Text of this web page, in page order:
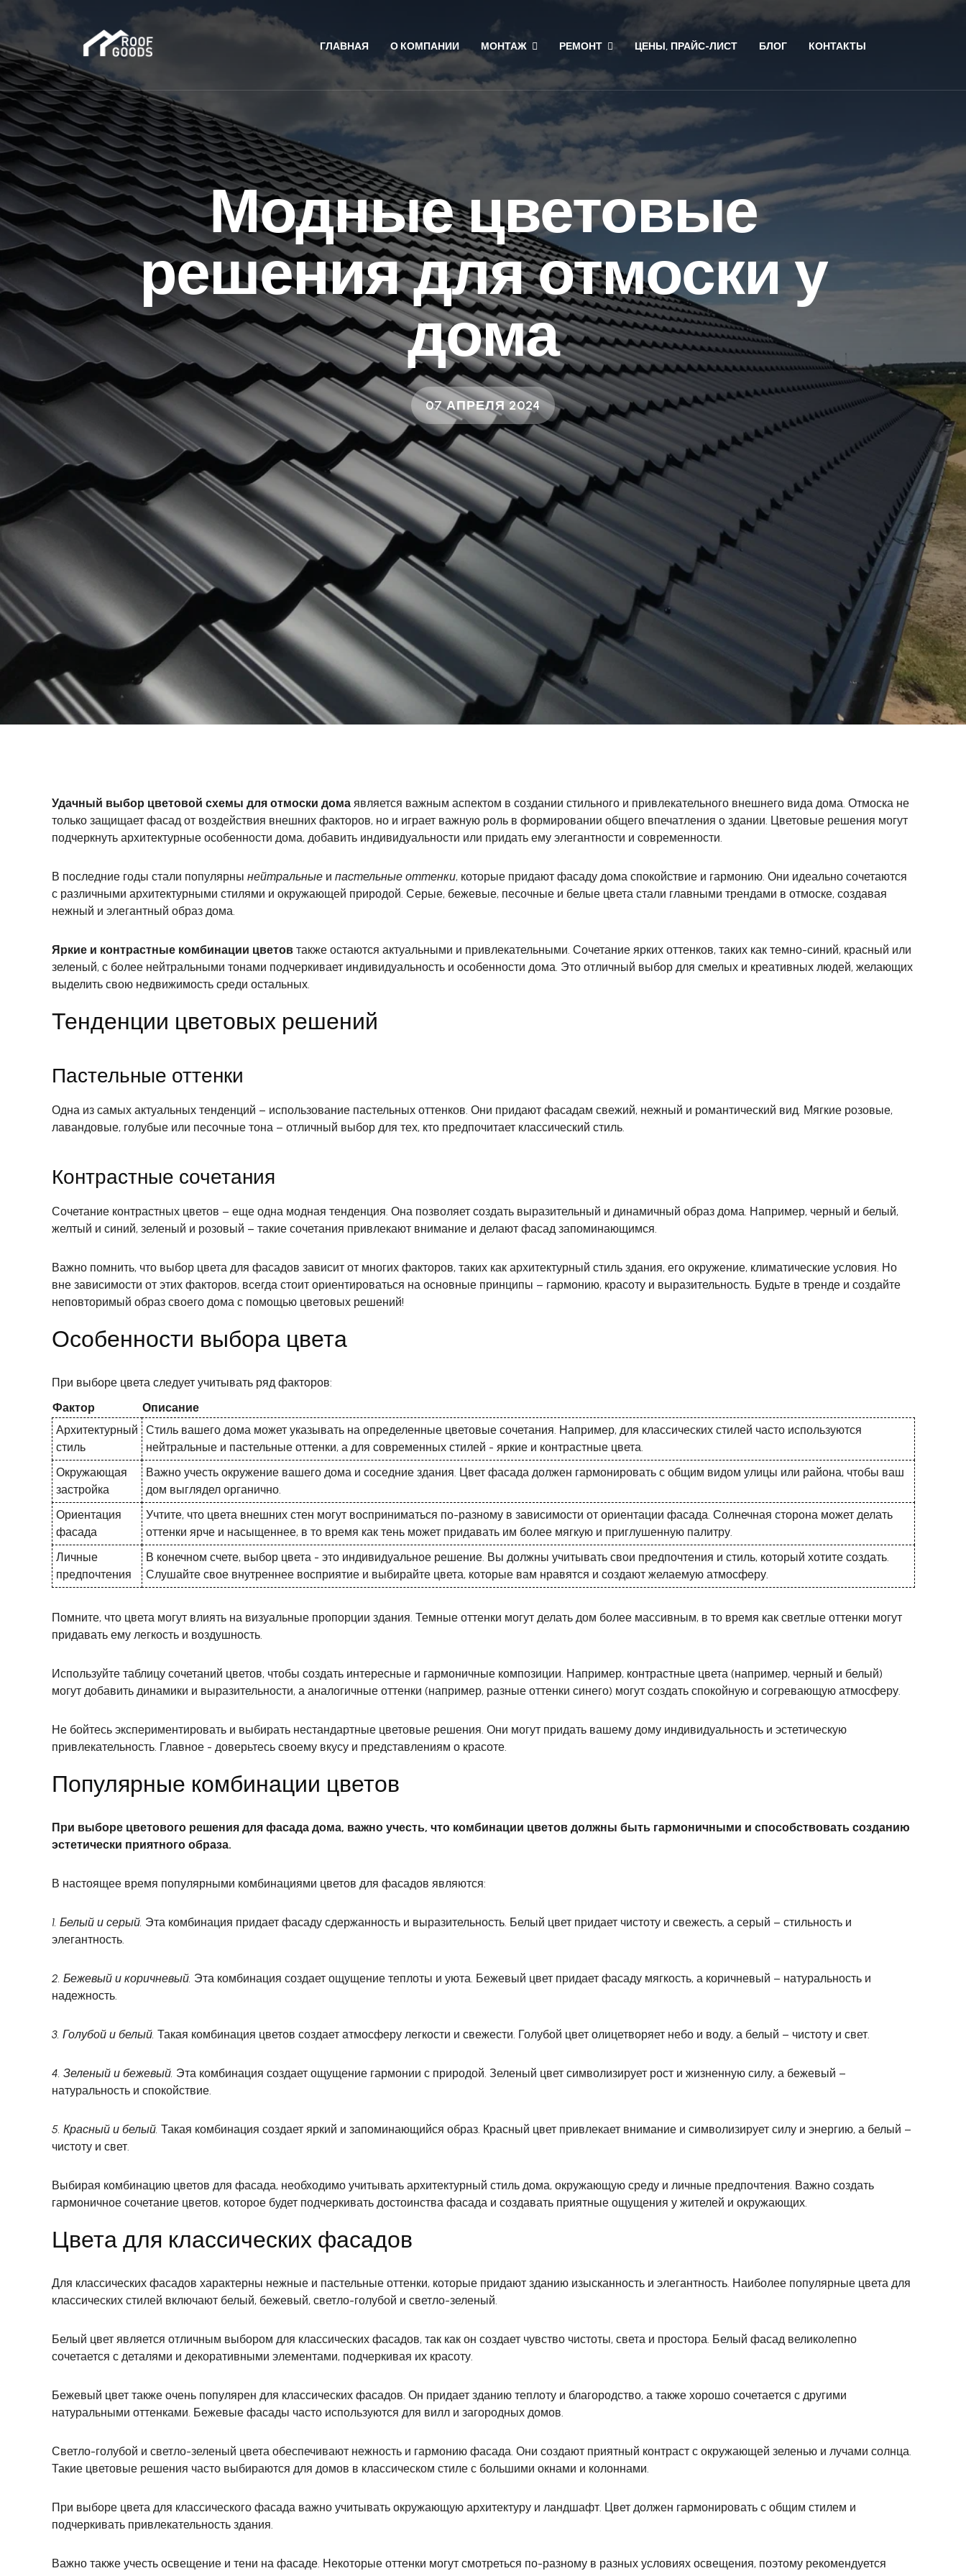
ГЛАВНАЯ О КОМПАНИИ МОНТАЖ РЕМОНТ ЦЕНЫ, ПРАЙС-ЛИСТ БЛОГ КОНТАКТЫ
Модные цветовые
решения для отмоски у
дома
07 АПРЕЛЯ 2024
Удачный выбор цветовой схемы для отмоски дома является важным аспектом в создании стильного и привлекательного внешнего вида дома. Отмоска не
только защищает фасад от воздействия внешних факторов, но и играет важную роль в формировании общего впечатления о здании. Цветовые решения могут
подчеркнуть архитектурные особенности дома, добавить индивидуальности или придать ему элегантности и современности.
В последние годы стали популярны нейтральные и пастельные оттенки, которые придают фасаду дома спокойствие и гармонию. Они идеально сочетаются
с различными архитектурными стилями и окружающей природой. Серые, бежевые, песочные и белые цвета стали главными трендами в отмоске, создавая
нежный и элегантный образ дома.
Яркие и контрастные комбинации цветов также остаются актуальными и привлекательными. Сочетание ярких оттенков, таких как темно-синий, красный или
зеленый, с более нейтральными тонами подчеркивает индивидуальность и особенности дома. Это отличный выбор для смелых и креативных людей, желающих
выделить свою недвижимость среди остальных.
Тенденции цветовых решений
Пастельные оттенки
Одна из самых актуальных тенденций – использование пастельных оттенков. Они придают фасадам свежий, нежный и романтический вид. Мягкие розовые,
лавандовые, голубые или песочные тона – отличный выбор для тех, кто предпочитает классический стиль.
Контрастные сочетания
Сочетание контрастных цветов – еще одна модная тенденция. Она позволяет создать выразительный и динамичный образ дома. Например, черный и белый,
желтый и синий, зеленый и розовый – такие сочетания привлекают внимание и делают фасад запоминающимся.
Важно помнить, что выбор цвета для фасадов зависит от многих факторов, таких как архитектурный стиль здания, его окружение, климатические условия. Но
вне зависимости от этих факторов, всегда стоит ориентироваться на основные принципы – гармонию, красоту и выразительность. Будьте в тренде и создайте
неповторимый образ своего дома с помощью цветовых решений!
Особенности выбора цвета
При выборе цвета следует учитывать ряд факторов:
Фактор
Описание
Архитектурный
стиль
Стиль вашего дома может указывать на определенные цветовые сочетания. Например, для классических стилей часто используются
нейтральные и пастельные оттенки, а для современных стилей - яркие и контрастные цвета.
Окружающая
застройка
Важно учесть окружение вашего дома и соседние здания. Цвет фасада должен гармонировать с общим видом улицы или района, чтобы ваш
дом выглядел органично.
Ориентация
фасада
Учтите, что цвета внешних стен могут восприниматься по-разному в зависимости от ориентации фасада. Солнечная сторона может делать
оттенки ярче и насыщеннее, в то время как тень может придавать им более мягкую и приглушенную палитру.
Личные
предпочтения
В конечном счете, выбор цвета - это индивидуальное решение. Вы должны учитывать свои предпочтения и стиль, который хотите создать.
Слушайте свое внутреннее восприятие и выбирайте цвета, которые вам нравятся и создают желаемую атмосферу.
Помните, что цвета могут влиять на визуальные пропорции здания. Темные оттенки могут делать дом более массивным, в то время как светлые оттенки могут
придавать ему легкость и воздушность.
Используйте таблицу сочетаний цветов, чтобы создать интересные и гармоничные композиции. Например, контрастные цвета (например, черный и белый)
могут добавить динамики и выразительности, а аналогичные оттенки (например, разные оттенки синего) могут создать спокойную и согревающую атмосферу.
Не бойтесь экспериментировать и выбирать нестандартные цветовые решения. Они могут придать вашему дому индивидуальность и эстетическую
привлекательность. Главное - доверьтесь своему вкусу и представлениям о красоте.
Популярные комбинации цветов
При выборе цветового решения для фасада дома, важно учесть, что комбинации цветов должны быть гармоничными и способствовать созданию
эстетически приятного образа.
В настоящее время популярными комбинациями цветов для фасадов являются:
1. Белый и серый. Эта комбинация придает фасаду сдержанность и выразительность. Белый цвет придает чистоту и свежесть, а серый – стильность и
элегантность.
2. Бежевый и коричневый. Эта комбинация создает ощущение теплоты и уюта. Бежевый цвет придает фасаду мягкость, а коричневый – натуральность и
надежность.
3. Голубой и белый. Такая комбинация цветов создает атмосферу легкости и свежести. Голубой цвет олицетворяет небо и воду, а белый – чистоту и свет.
4. Зеленый и бежевый. Эта комбинация создает ощущение гармонии с природой. Зеленый цвет символизирует рост и жизненную силу, а бежевый –
натуральность и спокойствие.
5. Красный и белый. Такая комбинация создает яркий и запоминающийся образ. Красный цвет привлекает внимание и символизирует силу и энергию, а белый –
чистоту и свет.
Выбирая комбинацию цветов для фасада, необходимо учитывать архитектурный стиль дома, окружающую среду и личные предпочтения. Важно создать
гармоничное сочетание цветов, которое будет подчеркивать достоинства фасада и создавать приятные ощущения у жителей и окружающих.
Цвета для классических фасадов
Для классических фасадов характерны нежные и пастельные оттенки, которые придают зданию изысканность и элегантность. Наиболее популярные цвета для
классических стилей включают белый, бежевый, светло-голубой и светло-зеленый.
Белый цвет является отличным выбором для классических фасадов, так как он создает чувство чистоты, света и простора. Белый фасад великолепно
сочетается с деталями и декоративными элементами, подчеркивая их красоту.
Бежевый цвет также очень популярен для классических фасадов. Он придает зданию теплоту и благородство, а также хорошо сочетается с другими
натуральными оттенками. Бежевые фасады часто используются для вилл и загородных домов.
Светло-голубой и светло-зеленый цвета обеспечивают нежность и гармонию фасада. Они создают приятный контраст с окружающей зеленью и лучами солнца.
Такие цветовые решения часто выбираются для домов в классическом стиле с большими окнами и колоннами.
При выборе цвета для классического фасада важно учитывать окружающую архитектуру и ландшафт. Цвет должен гармонировать с общим стилем и
подчеркивать привлекательность здания.
Важно также учесть освещение и тени на фасаде. Некоторые оттенки могут смотреться по-разному в разных условиях освещения, поэтому рекомендуется